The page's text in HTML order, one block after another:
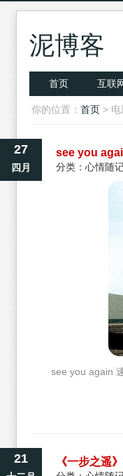
泥博客
首页 互联
你的位置： 首页 > 电
27
四月
see you
分类： 心情随
see you again
21 《一步之遥